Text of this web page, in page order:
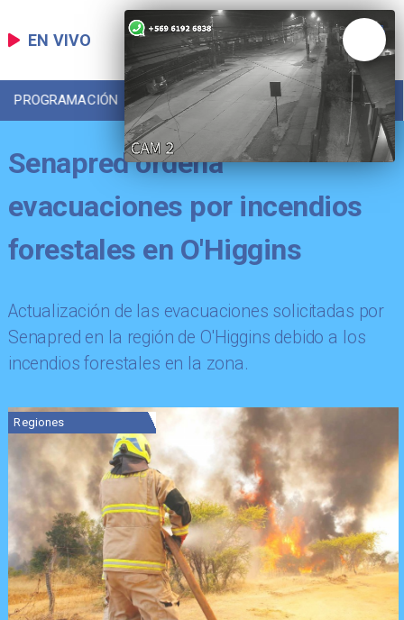
EN VIVO
PROGRAMACIÓN LOCAL DEPORTES
Senapred ordena
evacuaciones por incendios
forestales en O'Higgins
Actualización de las evacuaciones solicitadas por
Senapred en la región de O'Higgins debido a los
incendios forestales en la zona.
Regiones